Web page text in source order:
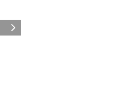
Folie
Nächste Folie